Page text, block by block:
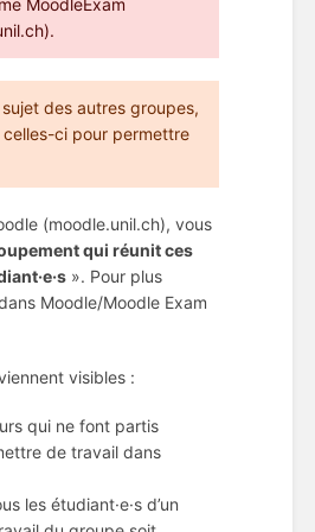
MoodleExam
des autres groupes,
celles-ci pour permettre
(moodle.unil.ch), vous
qui réunit ces
». Pour plus
Moodle/Moodle Exam
visibles :
qui ne font partis
de travail dans
les étudiant·e·s d’un